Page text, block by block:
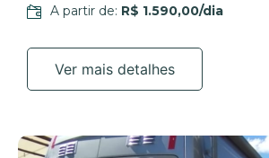
A partir de: R$ 1.590,00/dia
Ver mais detalhes